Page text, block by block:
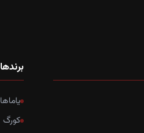
برندها
یاماها
کورگ